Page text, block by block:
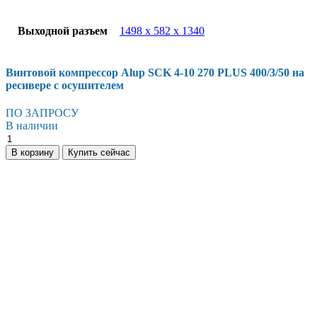
Выходной разъем 1498 х 582 х 1340
Винтовой компрессор Alup SCK 4-10 270 PLUS 400/3/50 на
ресивере с осушителем
ПО ЗАПРОСУ
В наличии
Винтовой
компрессор
Alup
В корзину Купить сейчас